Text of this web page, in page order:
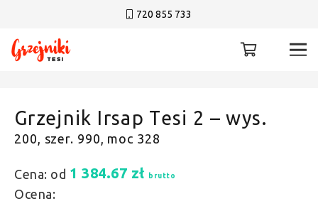
720 855 733
Grzejnik Irsap Tesi 2 – wys.
200, szer. 990, moc 328
Cena: od 1 384.67 zł brutto
Ocena: